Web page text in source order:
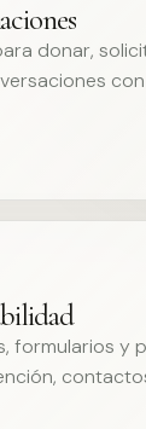
donar,
formularios y